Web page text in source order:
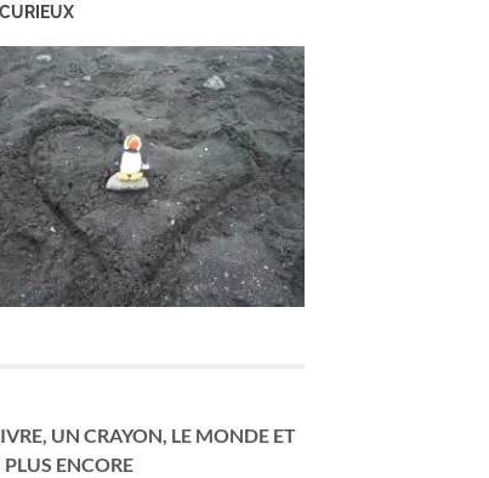
UN CRAYON, LE MONDE ET
PLUS ENCORE